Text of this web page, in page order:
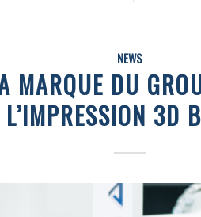
NEWS
MARQUE DU
L’IMPRESSION 3D